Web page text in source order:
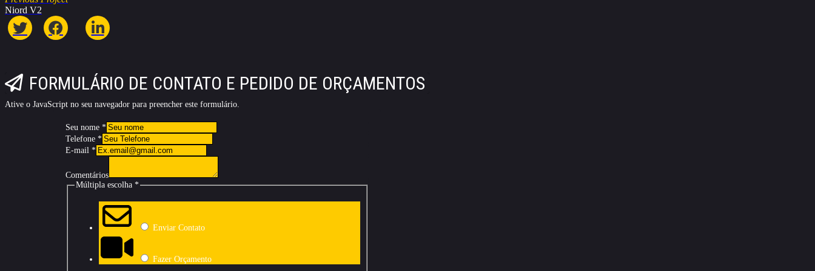
Niord V2
FORMULÁRIO DE CONTATO E PEDIDO DE ORÇAMENTOS
Ative o JavaScript no seu navegador para preencher este formulário.
Seu nome *
Telefone *
E-mail *
Comentários
Múltipla escolha *
Enviar Contato
Fazer Orçamento